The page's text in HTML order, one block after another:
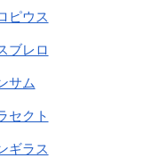
ピウス
ブレロ
サム
セクト
ギラス